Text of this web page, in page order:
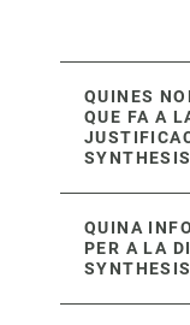
QUINES
QUE FA A
QUINA
PER A LA